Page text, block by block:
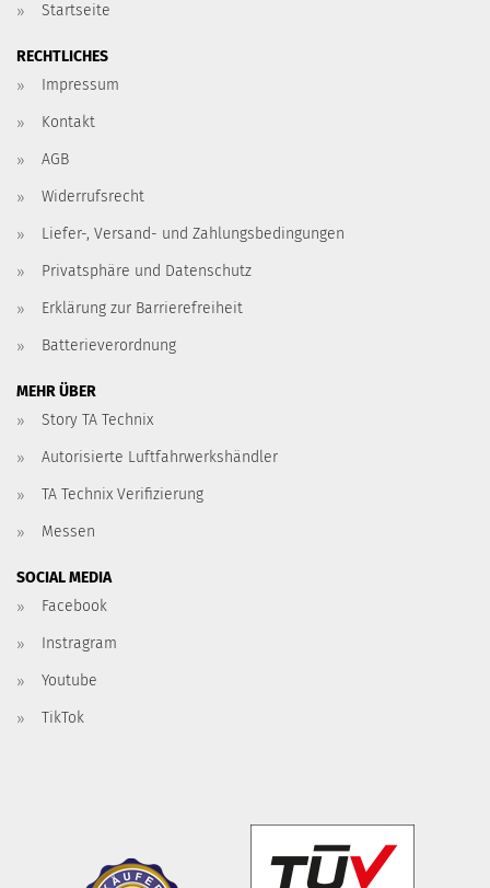
Startseite
RECHTLICHES
Impressum
Kontakt
AGB
Widerrufsrecht
Liefer-, Versand- und Zahlungsbedingungen
Privatsphäre und Datenschutz
Erklärung zur Barrierefreiheit
Batterieverordnung
MEHR ÜBER
Story TA Technix
Autorisierte Luftfahrwerkshändler
TA Technix Verifizierung
Messen
SOCIAL MEDIA
Facebook
Instragram
Youtube
TikTok